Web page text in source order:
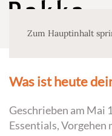
Zum Hauptinhalt
Was ist heute
Geschrieben am Mai
Essentials,Vorgehen